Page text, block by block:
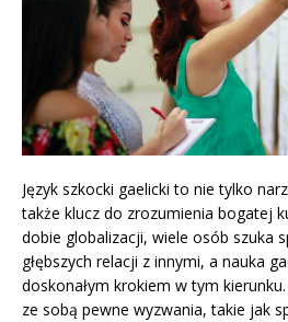
Język szkocki gaelicki to nie tylko
także klucz do zrozumienia bogatej
dobie globalizacji, wiele osób szuka
głębszych relacji z innymi, a nauka
doskonałym krokiem w tym
ze sobą pewne wyzwania, takie jak